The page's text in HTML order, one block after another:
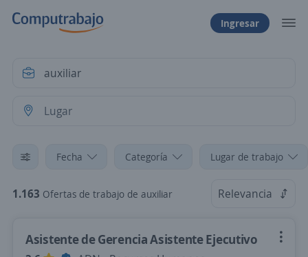
Ingresar
Fecha Categoría Lugar de trabajo
1.163 Ofertas de trabajo de auxiliar Relevancia
Asistente de Gerencia Asistente Ejecutivo